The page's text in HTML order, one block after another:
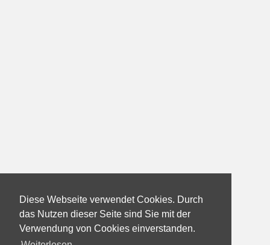
Diese Webseite verwendet Cookies. Durch
das Nutzen dieser Seite sind Sie mit der
Verwendung von Cookies einverstanden.